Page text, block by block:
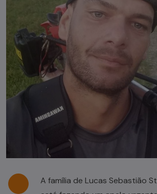
A família de Lucas Sebastião